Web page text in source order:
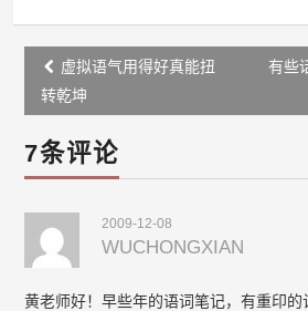
Post
navigation
虚拟语气用得好真能扭
转乾坤
有些
7条评论
2009-12-08
WUCHONGXIAN
黄老师好！早些年的语词笔记，有重印的